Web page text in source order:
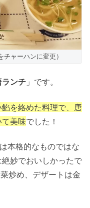
チャーハンに変更）
ンチ 」です。
を絡めた料理で、唐
美味でした！
本格的なものではな
妙でおいしかったで
炒め、デザートは金